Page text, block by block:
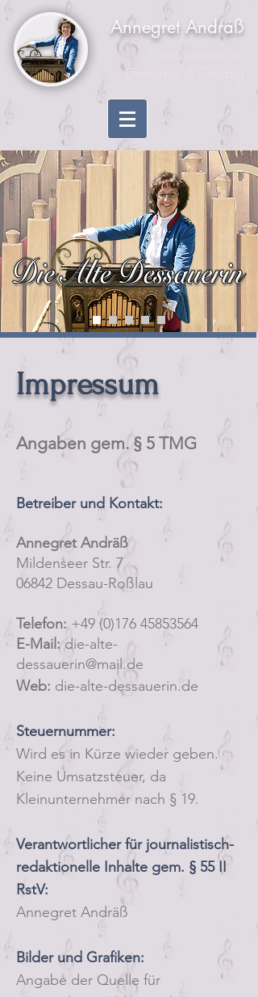
Annegret Andräß
Entertainment mit
Drehorgel & Gesang
Impressum
Angaben gem. § 5 TMG
Betreiber und Kontakt:
Annegret Andräß
Mildenseer Str. 7
06842 Dessau-Roßlau
Telefon: +49 (0)176 45853564
E-Mail: die-alte-
dessauerin@mail.de
Web: die-alte-dessauerin.de
Steuernummer:
Wird es in Kürze wieder geben.
Keine Umsatzsteuer, da
Kleinunternehmer nach § 19.
Verantwortlicher für journalistisch-
redaktionelle Inhalte gem. § 55 II
RstV:
Annegret Andräß
Bilder und Grafiken:
Angabe der Quelle für